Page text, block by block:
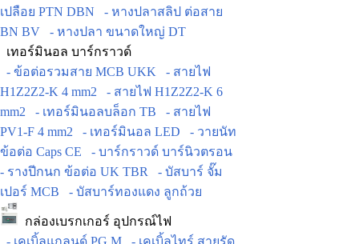
เปลือย PTN DBN
- หางปลาสลิป ต่อสาย
BN BV
- หางปลา ขนาดใหญ่ DT
เทอร์มินอล บาร์กราวด์
- ข้อต่อรวมสาย MCB UKK
- สายไฟ
H1Z2Z2-K 4 mm2
- สายไฟ H1Z2Z2-K 6
mm2
- เทอร์มินอลบล็อก TB
- สายไฟ
PV1-F 4 mm2
- เทอร์มินอล LED
- วายนัท
ข้อต่อ Caps CE
- บาร์กราวด์ บาร์นิวตรอน
- รางปีกนก ข้อต่อ UK TBR
- บัสบาร์ จั๊ม
เปอร์ MCB
- บัสบาร์ทองแดง ลูกถ้วย
กล่องเบรกเกอร์ อุปกรณ์ไฟ